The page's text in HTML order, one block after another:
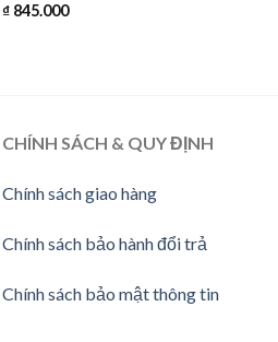
₫845.000
CHÍNH SÁCH & QUY ĐỊNH
Chính sách giao hàng
Chính sách bảo hành đổi trả
Chính sách bảo mật thông tin